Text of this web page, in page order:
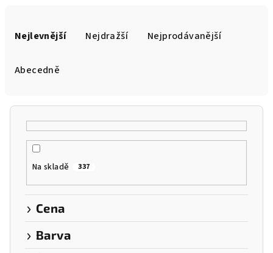
Nejlevnější Nejdražší Nejprodávanější
Abecedně
Na skladě 337
Cena
Barva